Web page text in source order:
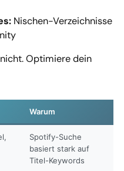
Nischen-Verzeichnisse
Optimiere dein
Warum
Spotify-Suche
basiert stark auf
Titel-Keywords